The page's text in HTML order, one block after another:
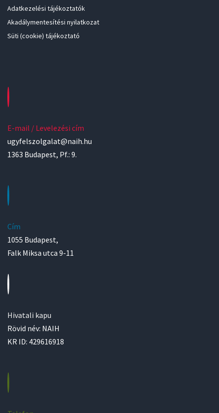
Adatkezelési tájékoztatók
Akadálymentesítési nyilatkozat
Süti (cookie) tájékoztató
E-mail / Levelezési cím
ugyfelszolgalat@naih.hu
1363 Budapest, Pf.: 9.
Cím
1055 Budapest,
Falk Miksa utca 9-11
Hivatali kapu
Rövid név: NAIH
KR ID: 429616918